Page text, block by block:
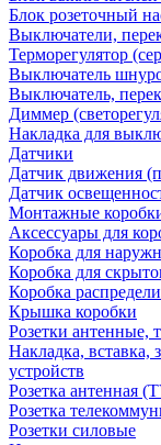
Блок розеточный
Выключатели,
Терморегулятор
Выключатель
Выключатель,
Диммер
Накладка для
Датчики
Датчик движения
Датчик
Монтажные
Аксессуары для
Коробка для
Коробка для
Коробка
Крышка коробки
Розетки антенные,
Накладка,
устройств
Розетка антенная
Розетка
Розетки силовые